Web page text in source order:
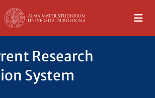
Research
System